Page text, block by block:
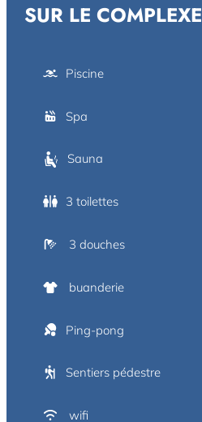
SUR LE COMPLEXE
Piscine
Spa
Sauna
3 toilettes
3 douches
buanderie
Ping-pong
Sentiers pédestre
wifi